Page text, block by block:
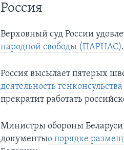
Россия
Верховный суд России
народной свободы (ПАРНАС).
Россия высылает пятерых
деятельность генконсульства
прекратит работать
Министры обороны Беларуси
документыо порядке